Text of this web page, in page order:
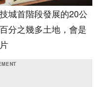
城首階段發展的20公
分之幾多土地，會是